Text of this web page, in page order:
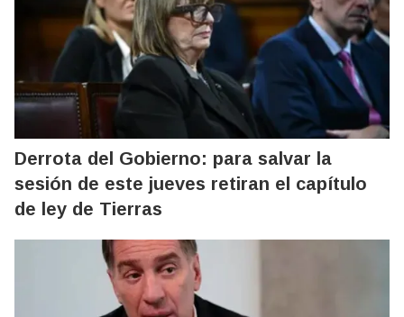
Derrota del Gobierno: para salvar la
sesión de este jueves retiran el capítulo
de ley de Tierras